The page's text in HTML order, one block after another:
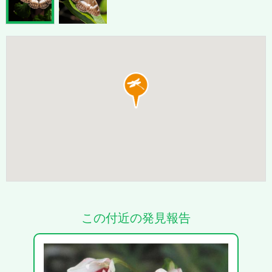
この付近の発見報告